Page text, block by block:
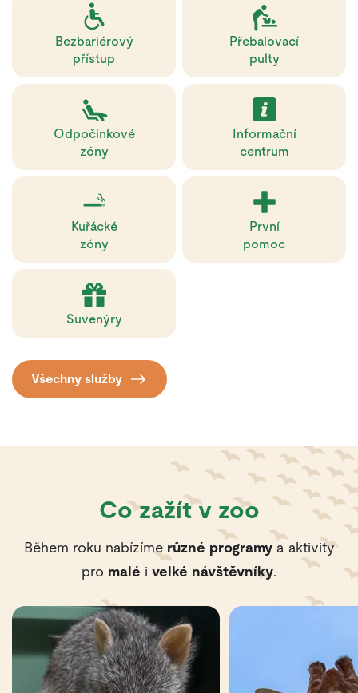
Všechny služby
Bezbariérový
přístup
Přebalovací
pulty
Odpočinkové
zóny
Informační
centrum
Kuřácké
zóny
První
pomoc
Suvenýry
Co zažít v zoo
Během roku nabízíme různé programya aktivity
pro malé i velké návštěvníky.